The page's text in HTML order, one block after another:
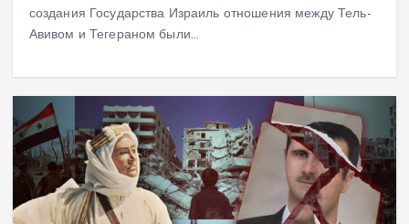
создания Государства Израиль отношения между Тель-
Авивом и Тегераном были…